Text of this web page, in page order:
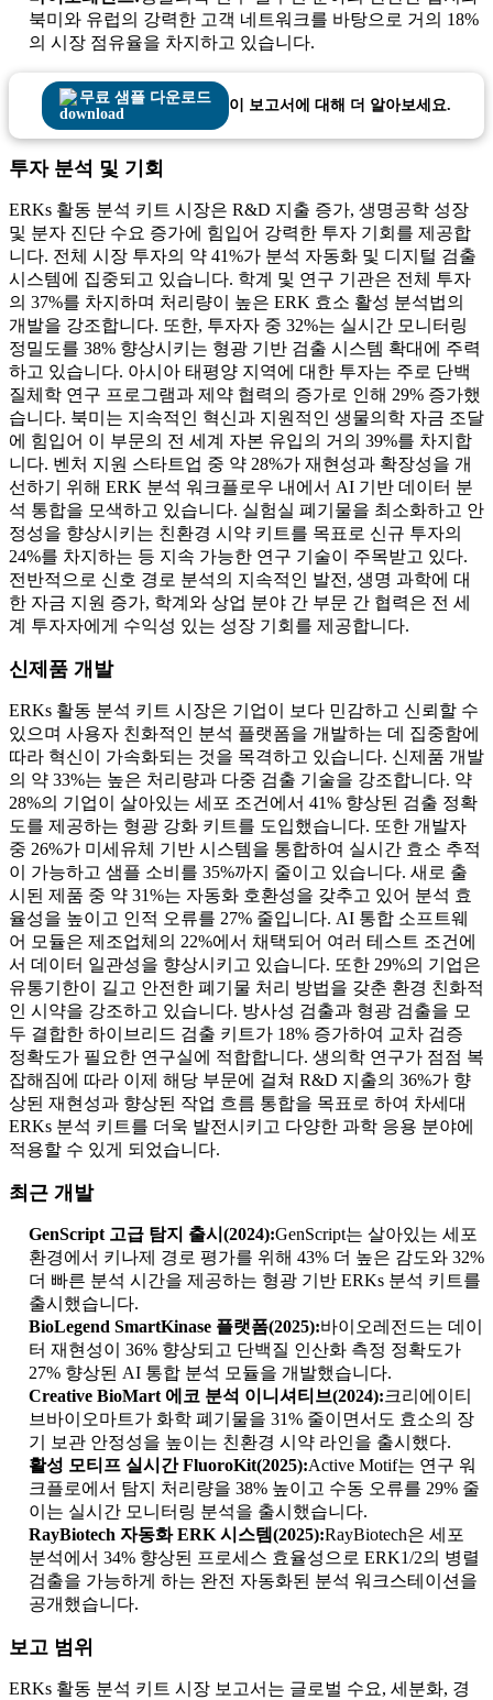
북미와 유럽의 강력한 고객 네트워크를 바탕으로 거의 18%
의 시장 점유율을 차지하고 있습니다.
무료 샘플 다운로드 이 보고서에 대해 더 알아보세요.
투자 분석 및 기회
ERKs 활동 분석 키트 시장은 R&D 지출 증가, 생명공학 성장
및 분자 진단 수요 증가에 힘입어 강력한 투자 기회를 제공합
니다. 전체 시장 투자의 약 41%가 분석 자동화 및 디지털 검출
시스템에 집중되고 있습니다. 학계 및 연구 기관은 전체 투자
의 37%를 차지하며 처리량이 높은 ERK 효소 활성 분석법의
개발을 강조합니다. 또한, 투자자 중 32%는 실시간 모니터링
정밀도를 38% 향상시키는 형광 기반 검출 시스템 확대에 주력
하고 있습니다. 아시아 태평양 지역에 대한 투자는 주로 단백
질체학 연구 프로그램과 제약 협력의 증가로 인해 29% 증가했
습니다. 북미는 지속적인 혁신과 지원적인 생물의학 자금 조달
에 힘입어 이 부문의 전 세계 자본 유입의 거의 39%를 차지합
니다. 벤처 지원 스타트업 중 약 28%가 재현성과 확장성을 개
선하기 위해 ERK 분석 워크플로우 내에서 AI 기반 데이터 분
석 통합을 모색하고 있습니다. 실험실 폐기물을 최소화하고 안
정성을 향상시키는 친환경 시약 키트를 목표로 신규 투자의
24%를 차지하는 등 지속 가능한 연구 기술이 주목받고 있다.
전반적으로 신호 경로 분석의 지속적인 발전, 생명 과학에 대
한 자금 지원 증가, 학계와 상업 분야 간 부문 간 협력은 전 세
계 투자자에게 수익성 있는 성장 기회를 제공합니다.
신제품 개발
ERKs 활동 분석 키트 시장은 기업이 보다 민감하고 신뢰할 수
있으며 사용자 친화적인 분석 플랫폼을 개발하는 데 집중함에
따라 혁신이 가속화되는 것을 목격하고 있습니다. 신제품 개발
의 약 33%는 높은 처리량과 다중 검출 기술을 강조합니다. 약
28%의 기업이 살아있는 세포 조건에서 41% 향상된 검출 정확
도를 제공하는 형광 강화 키트를 도입했습니다. 또한 개발자
중 26%가 미세유체 기반 시스템을 통합하여 실시간 효소 추적
이 가능하고 샘플 소비를 35%까지 줄이고 있습니다. 새로 출
시된 제품 중 약 31%는 자동화 호환성을 갖추고 있어 분석 효
율성을 높이고 인적 오류를 27% 줄입니다. AI 통합 소프트웨
어 모듈은 제조업체의 22%에서 채택되어 여러 테스트 조건에
서 데이터 일관성을 향상시키고 있습니다. 또한 29%의 기업은
유통기한이 길고 안전한 폐기물 처리 방법을 갖춘 환경 친화적
인 시약을 강조하고 있습니다. 방사성 검출과 형광 검출을 모
두 결합한 하이브리드 검출 키트가 18% 증가하여 교차 검증
정확도가 필요한 연구실에 적합합니다. 생의학 연구가 점점 복
잡해짐에 따라 이제 해당 부문에 걸쳐 R&D 지출의 36%가 향
상된 재현성과 향상된 작업 흐름 통합을 목표로 하여 차세대
ERKs 분석 키트를 더욱 발전시키고 다양한 과학 응용 분야에
적용할 수 있게 되었습니다.
최근 개발
GenScript 고급 탐지 출시(2024):GenScript는 살아있는 세포
환경에서 키나제 경로 평가를 위해 43% 더 높은 감도와 32%
더 빠른 분석 시간을 제공하는 형광 기반 ERKs 분석 키트를
출시했습니다.
BioLegend SmartKinase 플랫폼(2025):바이오레전드는 데이
터 재현성이 36% 향상되고 단백질 인산화 측정 정확도가
27% 향상된 AI 통합 분석 모듈을 개발했습니다.
Creative BioMart 에코 분석 이니셔티브(2024):크리에이티
브바이오마트가 화학 폐기물을 31% 줄이면서도 효소의 장
기 보관 안정성을 높이는 친환경 시약 라인을 출시했다.
활성 모티프 실시간 FluoroKit(2025):Active Motif는 연구 워
크플로에서 탐지 처리량을 38% 높이고 수동 오류를 29% 줄
이는 실시간 모니터링 분석을 출시했습니다.
RayBiotech 자동화 ERK 시스템(2025):RayBiotech은 세포
분석에서 34% 향상된 프로세스 효율성으로 ERK1/2의 병렬
검출을 가능하게 하는 완전 자동화된 분석 워크스테이션을
공개했습니다.
보고 범위
ERKs 활동 분석 키트 시장 보고서는 글로벌 수요, 세분화, 경